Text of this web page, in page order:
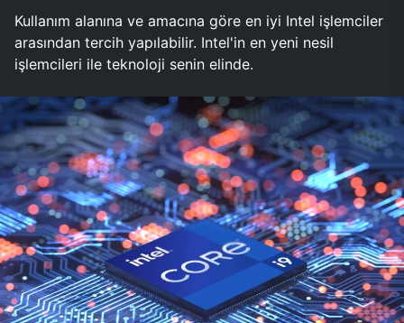
Kullanım alanına ve amacına göre en iyi Intel işlemciler
arasından tercih yapılabilir. Intel'in en yeni nesil
işlemcileri ile teknoloji senin elinde.